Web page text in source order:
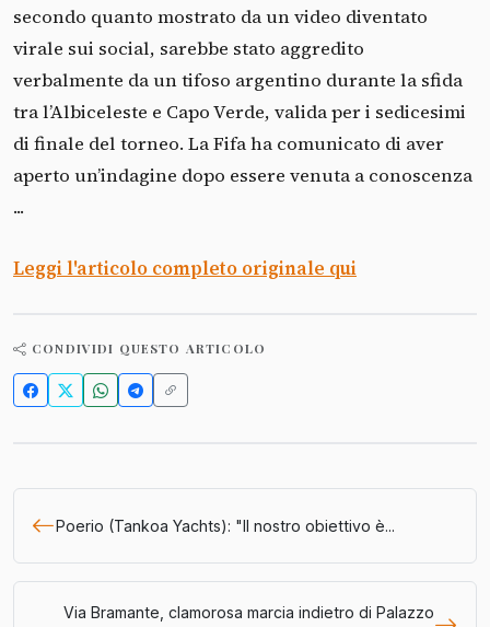
secondo quanto mostrato da un video diventato
virale sui social, sarebbe stato aggredito
verbalmente da un tifoso argentino durante la sfida
tra l’Albiceleste e Capo Verde, valida per i sedicesimi
di finale del torneo. La Fifa ha comunicato di aver
aperto un’indagine dopo essere venuta a conoscenza
...
Leggi l'articolo completo originale qui
CONDIVIDI QUESTO ARTICOLO
Poerio (Tankoa Yachts): "Il nostro obiettivo è...
Via Bramante, clamorosa marcia indietro di Palazzo